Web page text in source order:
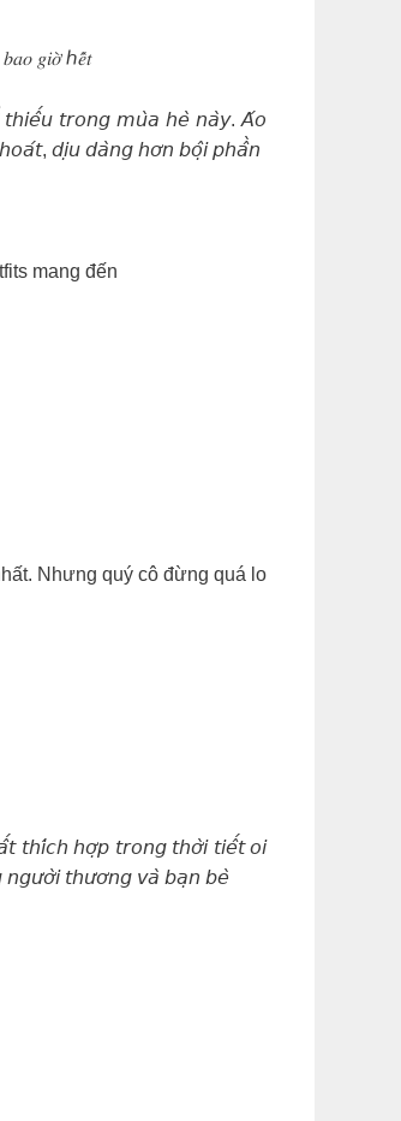
𝑔𝑖𝑜̛̀ ℎ𝑒̂́𝑡
𝘵𝘩𝘪𝘦̂́𝘶 𝘵𝘳𝘰𝘯𝘨 𝘮𝘶̀𝘢 𝘩𝘦̀ 𝘯𝘢̀𝘺. 𝘈́𝘰
𝘥𝘪̣𝘶 𝘥𝘢̀𝘯𝘨 𝘩𝘰̛𝘯 𝘣𝘰̣̂𝘪 𝘱𝘩𝘢̂̀𝘯
mang đến
Nhưng quý cô đừng quá lo
𝘩𝘰̛̣𝘱 𝘵𝘳𝘰𝘯𝘨 𝘵𝘩𝘰̛̀𝘪 𝘵𝘪𝘦̂́𝘵 𝘰𝘪
𝘵𝘩𝘶̛𝘰̛𝘯𝘨 𝘷𝘢̀ 𝘣𝘢̣𝘯 𝘣𝘦̀